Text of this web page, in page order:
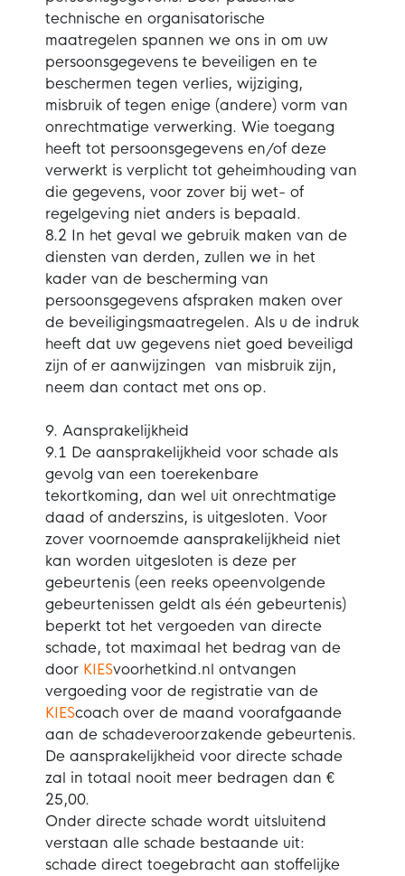
technische en organisatorische
maatregelen spannen we ons in om uw
persoonsgegevens te beveiligen en te
beschermen tegen verlies, wijziging,
misbruik of tegen enige (andere) vorm van
onrechtmatige verwerking. Wie toegang
heeft tot persoonsgegevens en/of deze
verwerkt is verplicht tot geheimhouding van
die gegevens, voor zover bij wet- of
regelgeving niet anders is bepaald.
8.2 In het geval we gebruik maken van de
diensten van derden, zullen we in het
kader van de bescherming van
persoonsgegevens afspraken maken over
de beveiligingsmaatregelen. Als u de indruk
heeft dat uw gegevens niet goed beveiligd
zijn of er aanwijzingen van misbruik zijn,
neem dan contact met ons op.
9. Aansprakelijkheid
9.1 De aansprakelijkheid voor schade als
gevolg van een toerekenbare
tekortkoming, dan wel uit onrechtmatige
daad of anderszins, is uitgesloten. Voor
zover voornoemde aansprakelijkheid niet
kan worden uitgesloten is deze per
gebeurtenis (een reeks opeenvolgende
gebeurtenissen geldt als één gebeurtenis)
beperkt tot het vergoeden van directe
schade, tot maximaal het bedrag van de
door KIESvoorhetkind.nl ontvangen
vergoeding voor de registratie van de
KIEScoach over de maand voorafgaande
aan de schadeveroorzakende gebeurtenis.
De aansprakelijkheid voor directe schade
zal in totaal nooit meer bedragen dan €
25,00.
Onder directe schade wordt uitsluitend
verstaan alle schade bestaande uit:
schade direct toegebracht aan stoffelijke